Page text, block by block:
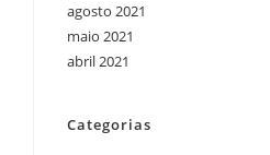
agosto 2021
maio 2021
abril 2021
Categorias